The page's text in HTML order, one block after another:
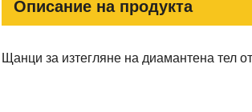
Описание на продукта
Щанци за изтегляне на диамантена тел